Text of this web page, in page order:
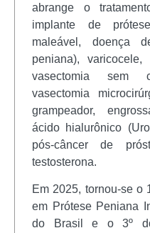
abrange o
implante de
maleável, doença
peniana), varicocele,
vasectomia sem
vasectomia
grampeador,
ácido hialurônico
pós-câncer de
testosterona.
Em 2025, tornou-se o
em Prótese Peniana
do Brasil e o 3º